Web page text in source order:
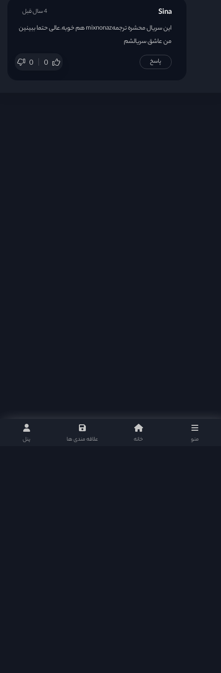
Sina
این سریال محشره ترجمهmixnonaz هم خوبه.عالی حتما ببینین
من عاشق سریالشم
0 0
4 سال قبل
پاسخ
منو خانه علاقه مندی ها پنل